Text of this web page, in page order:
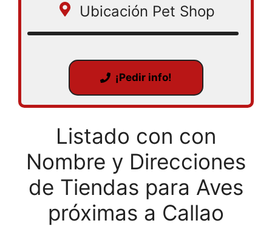
Ubicación Pet Shop
¡Pedir info!
Listado con con
Nombre y Direcciones
de Tiendas para Aves
próximas a Callao